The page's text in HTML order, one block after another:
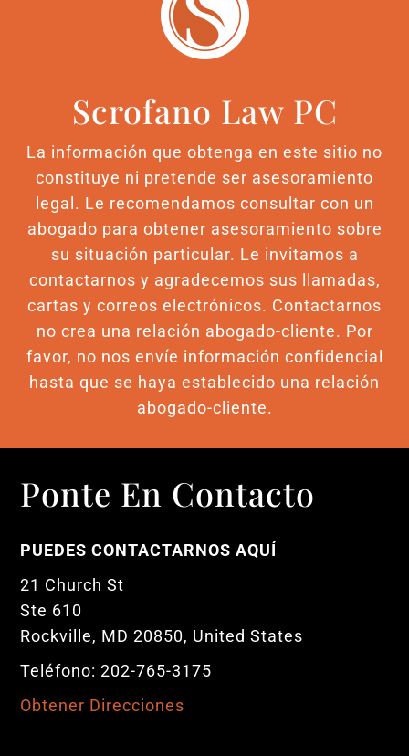
Scrofano Law PC
La información que obtenga en este sitio no
constituye ni pretende ser asesoramiento
legal. Le recomendamos consultar con un
abogado para obtener asesoramiento sobre
su situación particular. Le invitamos a
contactarnos y agradecemos sus llamadas,
cartas y correos electrónicos. Contactarnos
no crea una relación abogado-cliente. Por
favor, no nos envíe información confidencial
hasta que se haya establecido una relación
abogado-cliente.
Ponte En Contacto
PUEDES CONTACTARNOS AQUÍ
21 Church St
Ste 610
Rockville, MD 20850, United States
Teléfono: 202-765-3175
Obtener Direcciones